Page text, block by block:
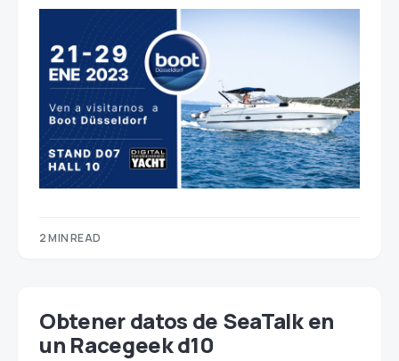
2 MIN READ
Obtener datos de SeaTalk en
un Racegeek d10